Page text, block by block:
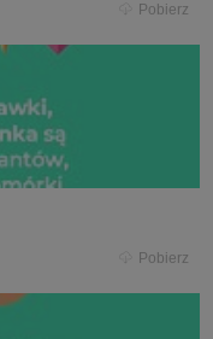
Pobierz
Pobierz